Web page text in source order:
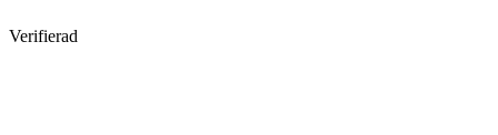
Verifierad